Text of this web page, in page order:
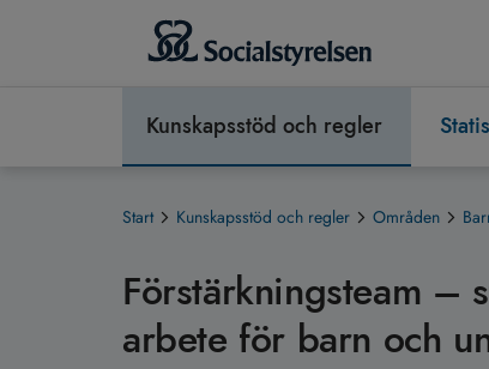
Kunskapsstöd och regler
Start Kunskapsstöd och regler Områden
Förstärkningsteam –
arbete för barn och